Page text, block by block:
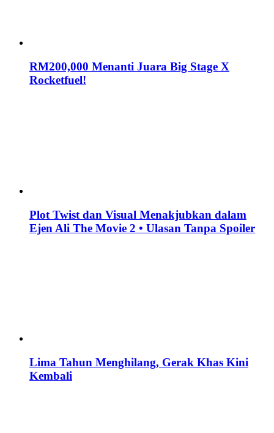
RM200,000 Menanti Juara Big Stage X
Rocketfuel!
Plot Twist dan Visual Menakjubkan dalam
Ejen Ali The Movie 2 • Ulasan Tanpa Spoiler
Lima Tahun Menghilang, Gerak Khas Kini
Kembali